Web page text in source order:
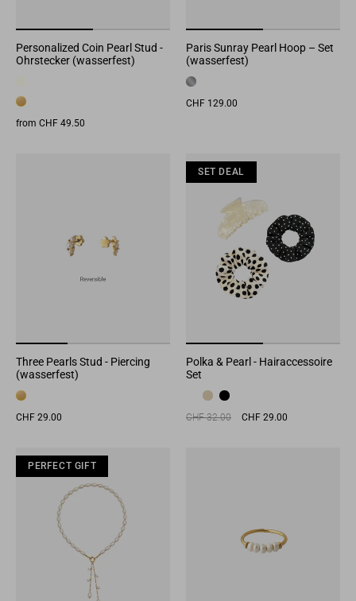
Personalized Coin Pearl Stud -
Ohrstecker (wasserfest)
from CHF 49.50
Paris Sunray Pearl Hoop – Set
(wasserfest)
CHF 129.00
Three Pearls Stud - Piercing
(wasserfest)
CHF 29.00
SET DEAL
SET DEAL
Polka & Pearl - Hairaccessoire
Set
Regular
CHF 32.00
Sale
CHF 29.00
PERFECT GIFT
PERFECT GIFT